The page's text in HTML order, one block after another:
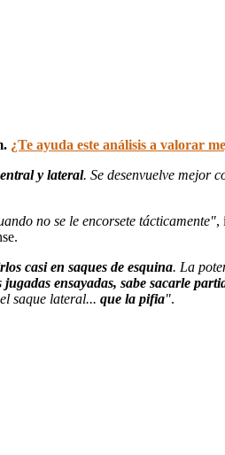
¿Te ayuda este análisis a valorar
y lateral. Se desenvuelve mejor
no se le encorsete tácticamente",
casi en saques de esquina. La
ensayadas, sabe sacarle
saque lateral... que la pifia".